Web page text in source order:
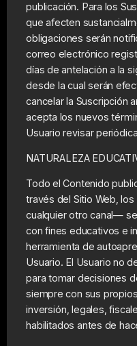
publicación. Para los
que afecten
obligaciones serán
correo electrónico
días de antelación a la
desde la cual serán
cancelar la Suscripción
acepta los nuevos
Usuario revisar
NATURALEZA
Todo el Contenido
través del Sitio Web,
cualquier otro canal—
con fines educativos e
herramienta de
Usuario. El Usuario no
para tomar decisiones
siempre con sus
inversión, legales,
habilitados antes de